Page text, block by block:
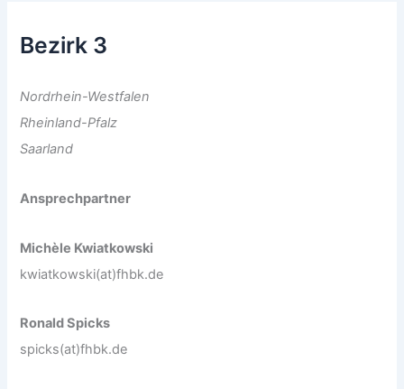
Bezirk 3
Nordrhein-Westfalen
Rheinland-Pfalz
Saarland
Ansprechpartner
Michèle Kwiatkowski
kwiatkowski(at)fhbk.de
Ronald Spicks
spicks(at)fhbk.de